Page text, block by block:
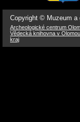
Copyright © Muzeum a
Archeologické centrum
Vědecká knihovna v
kraj